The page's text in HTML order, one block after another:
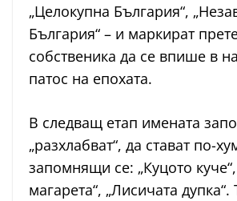
„Целокупна България“,
България“ – и маркират
собственика да се впише в
патос на епохата.
В следващ етап имената
„разхлабват“, да стават по-
запомнящи се: „Куцото
магарета“, „Лисичата